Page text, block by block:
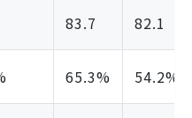
83.7 82.1
65.3% 54.2%